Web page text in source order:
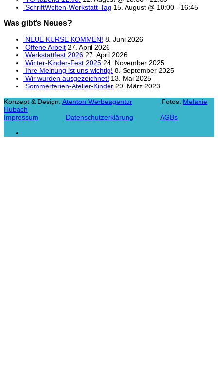
SchriftWelten-Werkstatt-Tag 15. August @ 10:00 - 16:45
Was gibt’s Neues?
NEUE KURSE KOMMEN! 8. Juni 2026
Offene Arbeit 27. April 2026
Werkstattfest 2026 27. April 2026
Winter-Kinder-Fest 2025 24. November 2025
Ihre Meinung ist uns wichtig! 8. September 2025
Wir wurden ausgezeichnet! 13. Mai 2025
Sommerferien-Atelier-Kinder 29. März 2023
Konzept & Design: Atenton Werbeagentur Fotos: Melanie
Hubach
Impressum
Datenschutzerklärung AGBs